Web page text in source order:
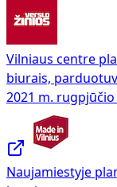
Vilniaus centre
biurais,
2021 m. rugpjūčio
Naujamiestyje